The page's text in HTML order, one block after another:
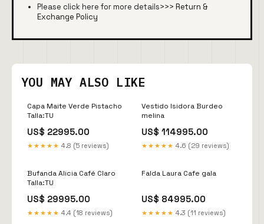
Please click here for more details>>> Return &
Exchange Policy
YOU MAY ALSO LIKE
Capa Maite Verde Pistacho
Talla:TU
US$ 22995.00
★★★★★ 4.8 (5 reviews)
Vestido Isidora Burdeo
melina
US$ 114995.00
★★★★★ 4.6 (29 reviews)
Bufanda Alicia Café Claro
Talla:TU
US$ 29995.00
★★★★★ 4.4 (18 reviews)
Falda Laura Cafe gala
US$ 84995.00
★★★★★ 4.3 (11 reviews)